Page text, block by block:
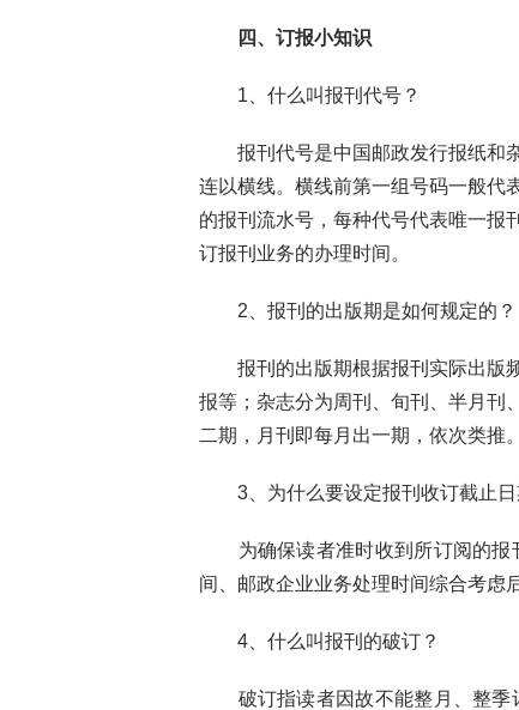
四、订报小知识
1、什么叫报刊代号？
报刊代号是中国邮政发行报纸和杂
连以横线。横线前第一组号码一般代
的报刊流水号，每种代号代表唯一报
订报刊业务的办理时间。
2、报刊的出版期是如何规定的？
报刊的出版期根据报刊实际出版频
报等；杂志分为周刊、旬刊、半月刊
二期，月刊即每月出一期，依次类推。
3、为什么要设定报刊收订截止日
为确保读者准时收到所订阅的报
间、邮政企业业务处理时间综合考虑
4、什么叫报刊的破订？
破订指读者因故不能整月、整季